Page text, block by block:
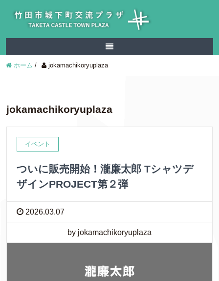
ホーム / jokamachikoryuplaza
jokamachikoryuplaza
イベント
ついに販売開始！瀧廉太郎 Tシャツデ
ザインPROJECT第２弾
2026.03.07
by jokamachikoryuplaza